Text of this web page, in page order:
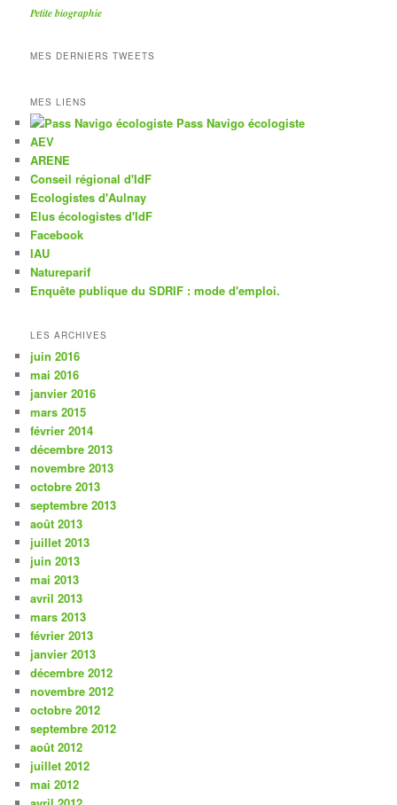
Petite biographie
MES DERNIERS TWEETS
MES LIENS
Pass Navigo écologiste
AEV
ARENE
Conseil régional d'IdF
Ecologistes d'Aulnay
Elus écologistes d'IdF
Facebook
IAU
Natureparif
Enquête publique du SDRIF : mode d'emploi.
LES ARCHIVES
juin 2016
mai 2016
janvier 2016
mars 2015
février 2014
décembre 2013
novembre 2013
octobre 2013
septembre 2013
août 2013
juillet 2013
juin 2013
mai 2013
avril 2013
mars 2013
février 2013
janvier 2013
décembre 2012
novembre 2012
octobre 2012
septembre 2012
août 2012
juillet 2012
mai 2012